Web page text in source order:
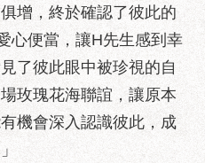
增，終於確認了彼此的
心便當，讓H先生感到幸
了彼此眼中被珍視的自
玫瑰花海聯誼，讓原本
機會深入認識彼此，成